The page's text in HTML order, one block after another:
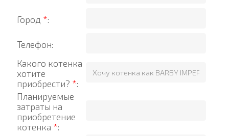
Город *:
Телефон:
Какого котенка
хотите
приобрести? *:
Планируемые
затраты на
приобретение
котенка *: